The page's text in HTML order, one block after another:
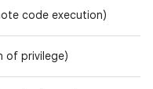
code execution)
of privilege)